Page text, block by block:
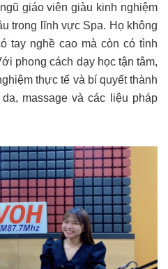
giáo viên giàu kinh nghiệm
trong lĩnh vực Spa. Họ không
tay nghề cao mà còn có tình
phong cách dạy học tận tâm,
thực tế và bí quyết thành
massage và các liệu pháp